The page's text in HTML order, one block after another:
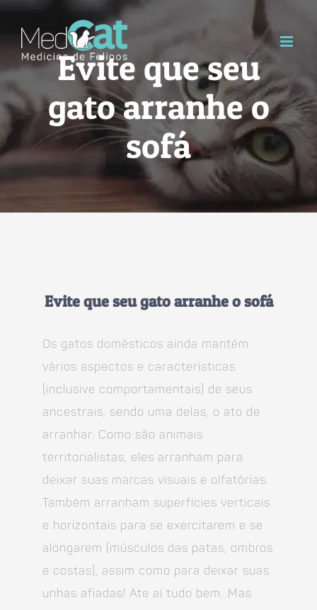
content
Evite que seu
gato arranhe o
sofá
Evite que seu gato arranhe o sofá
Os gatos domésticos ainda mantém
vários aspectos e características
(inclusive comportamentais) de seus
ancestrais, sendo uma delas, o ato de
arranhar. Como são animais
territorialistas, eles arranham para
deixar suas marcas visuais e olfatórias.
Também arranham superfícies verticais
e horizontais para se exercitarem e se
alongarem (músculos das patas, ombros
e costas), assim como para deixar suas
unhas afiadas! Ate ai tudo bem…Mas